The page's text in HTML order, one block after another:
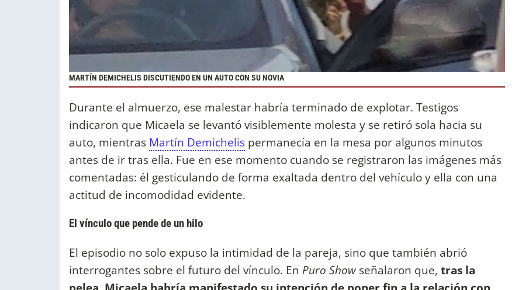
MARTÍN DEMICHELIS DISCUTIENDO EN UN AUTO CON SU NOVIA
Durante el almuerzo, ese malestar habría terminado de explotar. Testigos
indicaron que Micaela se levantó visiblemente molesta y se retiró sola hacia su
auto, mientras Martín Demichelis permanecía en la mesa por algunos minutos
antes de ir tras ella. Fue en ese momento cuando se registraron las imágenes más
comentadas: él gesticulando de forma exaltada dentro del vehículo y ella con una
actitud de incomodidad evidente.
El vínculo que pende de un hilo
El episodio no solo expuso la intimidad de la pareja, sino que también abrió
interrogantes sobre el futuro del vínculo. En Puro Show señalaron que, tras la